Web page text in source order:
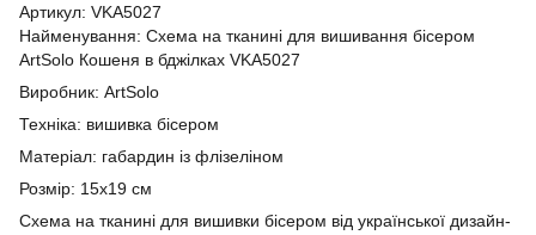
Артикул: VKA5027
Найменування: Схема на тканині для вишивання бісером
ArtSolo Кошеня в бджілках VKA5027
Виробник: ArtSolo
Техніка: вишивка бісером
Матеріал: габардин із флізеліном
Розмір: 15х19 см
Схема на тканині для вишивки бісером від української дизайн-